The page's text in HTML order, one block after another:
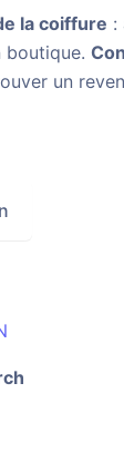
la coiffure :
boutique.
un